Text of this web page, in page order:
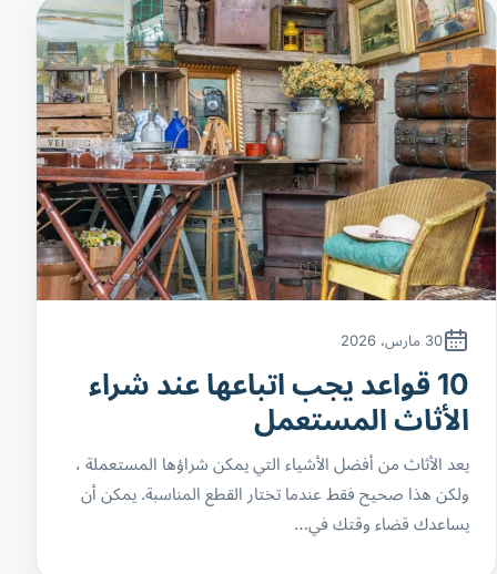
30 مارس، 2026
10 قواعد يجب اتباعها عند شراء
الأثاث المستعمل
يعد الأثاث من أفضل الأشياء التي يمكن شراؤها المستعملة ،
ولكن هذا صحيح فقط عندما تختار القطع المناسبة. يمكن أن
يساعدك قضاء وقتك في…